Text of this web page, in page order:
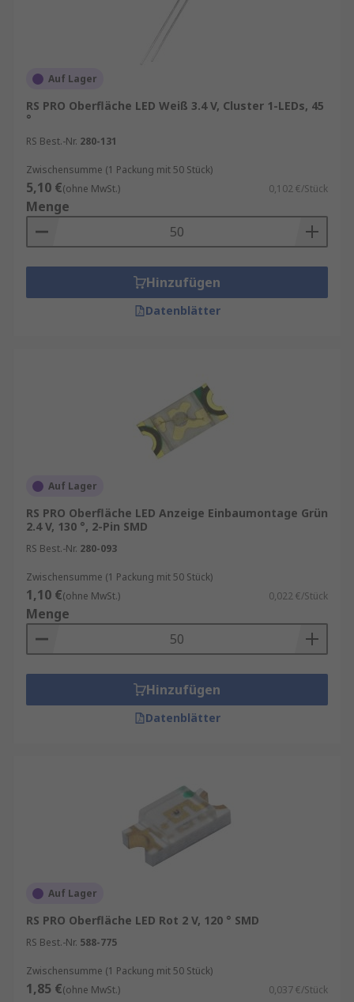
Auf Lager
RS PRO Oberfläche LED Weiß 3.4 V, Cluster 1-LEDs, 45
°
RS Best.-Nr. 280-131
Zwischensumme (1 Packung mit 50 Stück)
5,10 €(ohne MwSt.) 0,102 €/Stück
Menge
Hinzufügen
Datenblätter
Auf Lager
RS PRO Oberfläche LED Anzeige Einbaumontage Grün
2.4 V, 130 °, 2-Pin SMD
RS Best.-Nr. 280-093
Zwischensumme (1 Packung mit 50 Stück)
1,10 €(ohne MwSt.) 0,022 €/Stück
Menge
Hinzufügen
Datenblätter
Auf Lager
RS PRO Oberfläche LED Rot 2 V, 120 ° SMD
RS Best.-Nr. 588-775
Zwischensumme (1 Packung mit 50 Stück)
1,85 €(ohne MwSt.) 0,037 €/Stück